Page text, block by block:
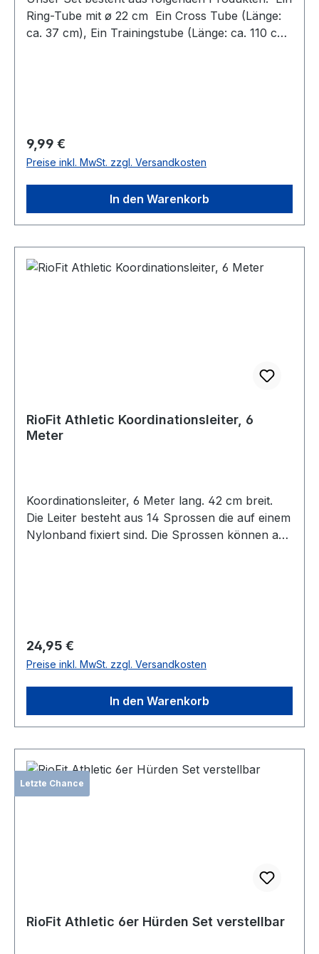
Ring-Tube mit ø 22 cm Ein Cross Tube (Länge:
ca. 37 cm), Ein Trainingstube (Länge: ca. 110 cm)
Regulärer Preis:
9,99 €
Preise inkl. MwSt. zzgl. Versandkosten
In den Warenkorb
RioFit Athletic Koordinationsleiter, 6
Meter
Koordinationsleiter, 6 Meter lang. 42 cm breit.
Die Leiter besteht aus 14 Sprossen die auf einem
Nylonband fixiert sind. Die Sprossen können auf
vervielfachen. Es wird eine praktische
Aubewahrungstasche mitgeliefert.
Regulärer Preis:
24,95 €
Preise inkl. MwSt. zzgl. Versandkosten
In den Warenkorb
Letzte Chance
RioFit Athletic 6er Hürden Set verstellbar